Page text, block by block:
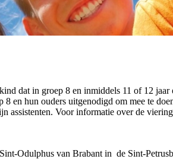
dat in groep 8 en inmiddels 11 of 12
en hun ouders uitgenodigd om mee te
assistenten. Voor informatie over de
Odulphus van Brabant in de Sint-